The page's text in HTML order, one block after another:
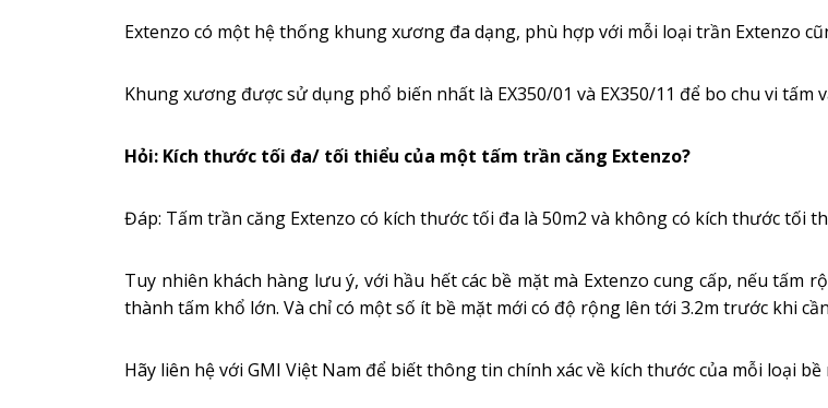
Extenzo có một hệ thống khung xương đa dạng, phù hợp với mỗi loại trần Extenzo
Khung xương được sử dụng phổ biến nhất là EX350/01 và EX350/11 để bo chu vi
Hỏi: Kích thước tối đa/ tối thiểu của một tấm trần căng Extenzo?
Đáp: Tấm trần căng Extenzo có kích thước tối đa là 50m2 và không có kích thước tối
Tuy nhiên khách hàng lưu ý, với hầu hết các bề mặt mà Extenzo cung cấp, nếu
thành tấm khổ lớn. Và chỉ có một số ít bề mặt mới có độ rộng lên tới 3.2m trước khi
Hãy liên hệ với GMI Việt Nam để biết thông tin chính xác về kích thước của mỗi loại